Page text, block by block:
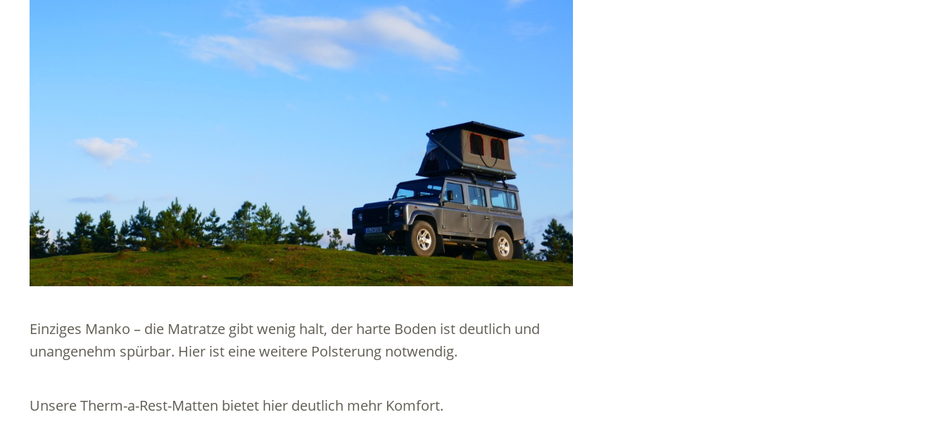
Einziges Manko – die Matratze gibt wenig halt, der harte Boden ist deutlich und
unangenehm spürbar. Hier ist eine weitere Polsterung notwendig.
Unsere Therm-a-Rest-Matten bietet hier deutlich mehr Komfort.